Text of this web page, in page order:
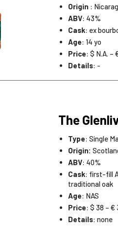
Origin :
ABV: 43%
Cask: ex
Age: 14 yo
Price: $ N.A. –
Details: -
The
Type: Single
Origin:
ABV: 40%
Cask: first-fill
traditional oak
Age: NAS
Price: $ 38 – €
Details: none